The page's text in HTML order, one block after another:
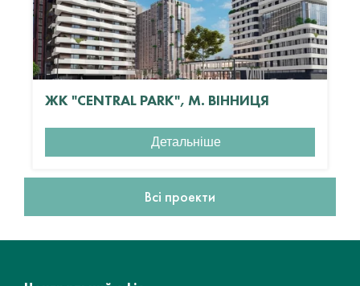
ЖК "CENTRAL PARK", М. ВІННИЦЯ
Детальніше
Всі проекти